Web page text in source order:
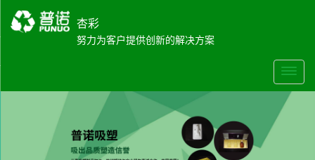
杏彩
努力为客户提供创新的解决方案